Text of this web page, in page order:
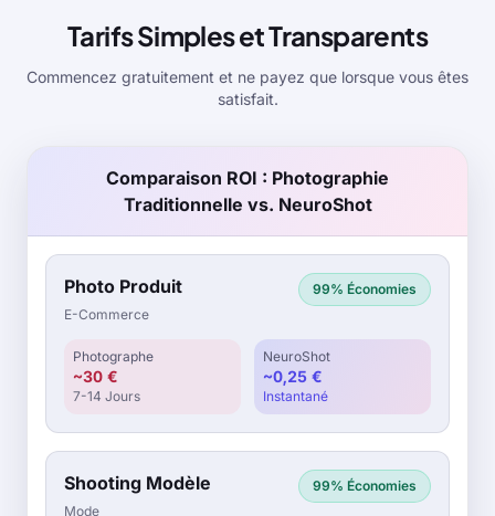
Tarifs Simples et Transparents
Commencez gratuitement et ne payez que lorsque vous êtes
satisfait.
Comparaison ROI : Photographie
Traditionnelle vs. NeuroShot
Photo Produit
E-Commerce
99% Économies
Photographe
~30 €
7-14 Jours
NeuroShot
~0,25 €
Instantané
Shooting Modèle
Mode
99% Économies